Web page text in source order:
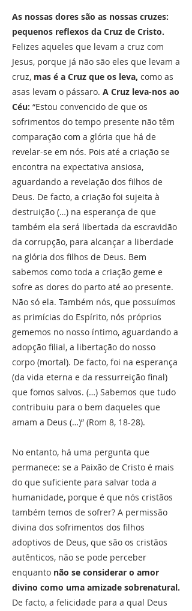
As nossas dores são as nossas cruzes:
pequenos reflexos da Cruz de Cristo.
Felizes aqueles que levam a cruz com
Jesus, porque já não são eles que levam a
cruz, mas é a Cruz que os leva, como as
asas levam o pássaro. A Cruz leva-nos ao
Céu: “Estou convencido de que os
sofrimentos do tempo presente não têm
comparação com a glória que há de
revelar-se em nós. Pois até a criação se
encontra na expectativa ansiosa,
aguardando a revelação dos filhos de
Deus. De facto, a criação foi sujeita à
destruição (…) na esperança de que
também ela será libertada da escravidão
da corrupção, para alcançar a liberdade
na glória dos filhos de Deus. Bem
sabemos como toda a criação geme e
sofre as dores do parto até ao presente.
Não só ela. Também nós, que possuímos
as primícias do Espírito, nós próprios
gememos no nosso íntimo, aguardando a
adopção filial, a libertação do nosso
corpo (mortal). De facto, foi na esperança
(da vida eterna e da ressurreição final)
que fomos salvos. (…) Sabemos que tudo
contribuiu para o bem daqueles que
amam a Deus (…)” (Rom 8, 18-28).
No entanto, há uma pergunta que
permanece: se a Paixão de Cristo é mais
do que suficiente para salvar toda a
humanidade, porque é que nós cristãos
também temos de sofrer? A permissão
divina dos sofrimentos dos filhos
adoptivos de Deus, que são os cristãos
autênticos, não se pode perceber
enquanto não se considerar o amor
divino como uma amizade sobrenatural.
De facto, a felicidade para a qual Deus